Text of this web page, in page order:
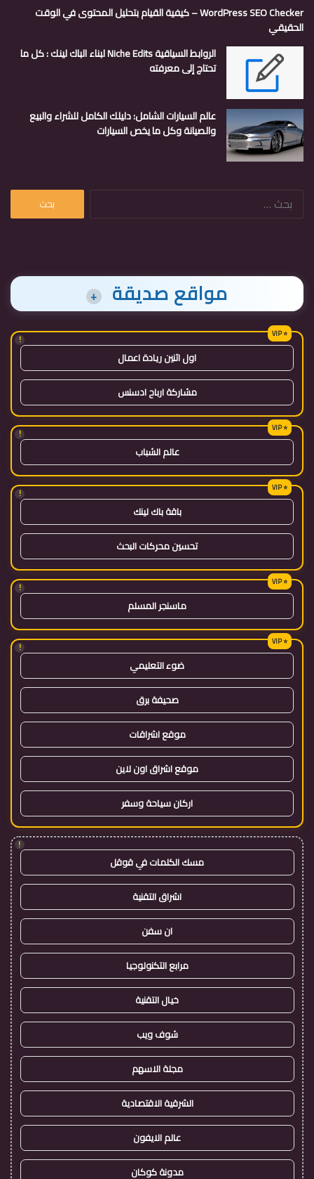
WordPress SEO Checker – كيفية القيام بتحليل المحتوى في الوقت
الحقيقي
الروابط السياقية Niche Edits لبناء الباك لينك : كل ما
تحتاج إلى معرفته
عالم السيارات الشامل: دليلك الكامل للشراء والبيع
والصيانة وكل ما يخص السيارات
البحث
مواقع صديقة +
!
اول اثنين ريادة اعمال
مشاركة ارباح ادسنس
!
عالم الشباب
!
باقة باك لينك
تحسين محركات البحث
!
ماسنجر المسلم
!
ضوء التعليمي
صحيفة برق
موقع اشراقات
موقع اشراق اون لاين
اركان سياحة وسفر
!
مسك الكلمات في قوقل
اشراق التقنية
ان سفن
مرابع التكنولوجيا
خيال التقنية
شوف ويب
مجلة الاسهم
الشرقية الاقتصادية
عالم الايفون
مدونة كوكان